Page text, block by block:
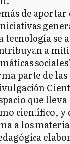
de aportar
tecnología se
a
parte de las
que
científico, y
a los